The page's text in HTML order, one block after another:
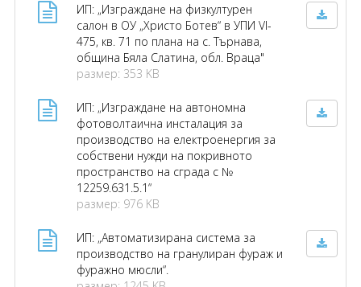
ИП: „Изграждане на физкултурен
салон в ОУ „Христо Ботев“ в УПИ VI-
475, кв. 71 по плана на с. Търнава,
община Бяла Слатина, обл. Враца"
размер: 353 KB
ИП: „Изграждане на автономна
фотоволтаична инсталация за
производство на електроенергия за
собствени нужди на покривното
пространство на сграда с №
12259.631.5.1“
размер: 976 KB
ИП: „Автоматизирана система за
производство на гранулиран фураж и
фуражно мюсли“.